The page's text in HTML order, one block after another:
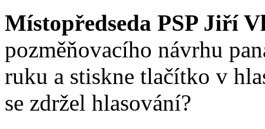
Místopředseda PSP Jiří
pozměňovacího návrhu
ruku a stiskne tlačítko v
se zdržel hlasování?